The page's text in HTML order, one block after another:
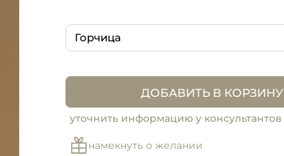
Горчица
Белый
Антрацит
ДОБАВИТЬ В КОРЗИНУ
уточнить информацию у консультантов
намекнуть о желании